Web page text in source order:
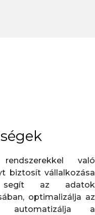
való
biztosít vállalkozása
segít az adatok
optimalizálja az
automatizálja a